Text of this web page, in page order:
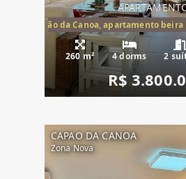
mar Capão da Canoa, apartamento
260 m² 4 dorms 2
R$
CAPAO DA CANOA
Zona Nova